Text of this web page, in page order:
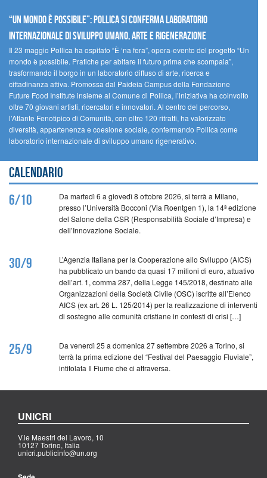
“UN MONDO È POSSIBILE”: POLLICA SI CONFERMA LABORATORIO
INTERNAZIONALE DI SVILUPPO UMANO, ARTE E RIGENERAZIONE
Il 23 maggio Pollica ha ospitato “È ‘na fera”, opera-evento del progetto “Un
mondo è possibile. Pratiche per abitare il futuro prima che scompaia”,
trasformando il borgo in un laboratorio diffuso di arte, ricerca e
cittadinanza attiva. Promossa dal Paideia Campus della Fondazione
Future Food Institute insieme al Comune di Pollica, l’iniziativa ha coinvolto
oltre 70 giovani artisti, ricercatori e innovatori. Al centro del percorso,
l’Atlante Fenotipico di Comunità, con oltre 120 ritratti, ha valorizzato
diversità, appartenenza e coesione sociale, confermando Pollica come
laboratorio internazionale di sviluppo umano rigenerativo.
Calendario
6/10
Da martedì 6 a giovedì 8 ottobre 2026, si terrà a Milano,
presso l’Università Bocconi (Via Roentgen 1), la 14ª edizione
del Salone della CSR (Responsabilità Sociale d’Impresa) e
dell’Innovazione Sociale.
30/9
L’Agenzia Italiana per la Cooperazione allo Sviluppo (AICS)
ha pubblicato un bando da quasi 17 milioni di euro, attuativo
dell’art. 1, comma 287, della Legge 145/2018, destinato alle
Organizzazioni della Società Civile (OSC) iscritte all’Elenco
AICS (ex art. 26 L. 125/2014) per la realizzazione di interventi
di sostegno alle comunità cristiane in contesti di crisi […]
25/9
Da venerdì 25 a domenica 27 settembre 2026 a Torino, si
terrà la prima edizione del “Festival del Paesaggio Fluviale”,
intitolata Il Fiume che ci attraversa.
UNICRI
V.le Maestri del Lavoro, 10
10127 Torino, Italia
unicri.publicinfo@un.org